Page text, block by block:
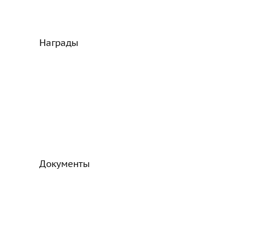
Награды
Документы